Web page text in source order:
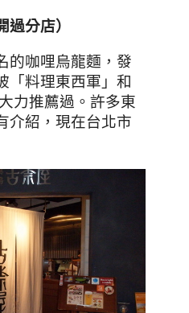
過分店）
的咖哩烏龍麵，發
「料理東西軍」和
力推薦過。許多東
介紹，現在台北市